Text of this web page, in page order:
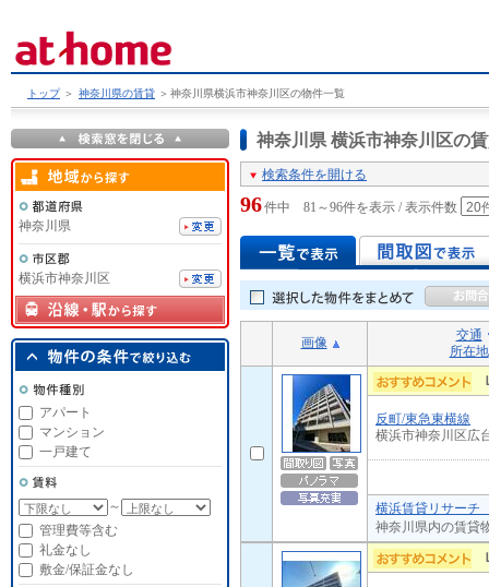
トップ ＞ 神奈川県の賃貸 ＞ 神奈川県横浜市神奈川区の物件一覧
神奈川県 横浜市神奈川区の
検索条件を開ける
96件中 81～96件を表示 / 表示件数
画像
交通
所在地
反町/東急東横線
横浜市神奈川区広
横浜賃貸リサーチ
神奈川県内の賃貸
神奈川県
横浜市神奈川区
アパート
マンション
一戸建て
～
管理費等含む
礼金なし
敷金/保証金なし